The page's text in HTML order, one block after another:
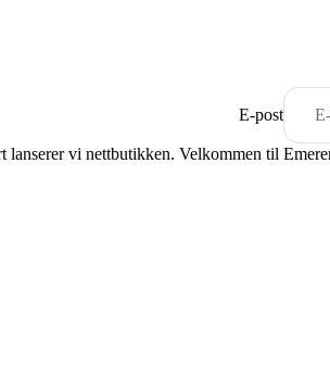
E-post
lanserer vi nettbutikken. Velkommen til